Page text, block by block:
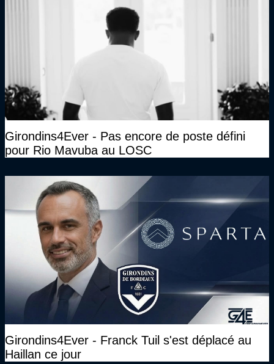
Girondins4Ever - Pas encore de poste défini
pour Rio Mavuba au LOSC
Girondins4Ever - Franck Tuil s'est déplacé au
Haillan ce jour